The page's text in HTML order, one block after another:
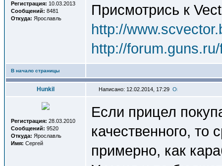
Регистрация: 10.03.2013
Сообщений: 8481
Откуда: Ярославль
Присмотрись к
http://
http://
В начало страницы
Hunkil Написано: 12.02.2014, 17:29
Регистрация: 28.03.2010
Сообщений: 9520
Откуда: Ярославль
Имя: Сергей
Если прицел
качественного, то
примерно, как